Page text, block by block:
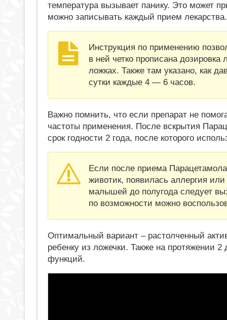
температура вызывает панику. Это может
можно записывать каждый прием лекарства.
Инструкция по применению
в ней четко прописана
ложках. Также там указано, как
сутки каждые 4 — 6 часов.
Важно помнить, что если препарат не
частоты применения. После вскрытия
срок годности 2 года, после которого
Если после приема
животик, появилась аллергия
малышей до полугода следует
по возможности можно
Оптимальный вариант – растолченный
ребенку из ложечки. Также на протяжении
функций.